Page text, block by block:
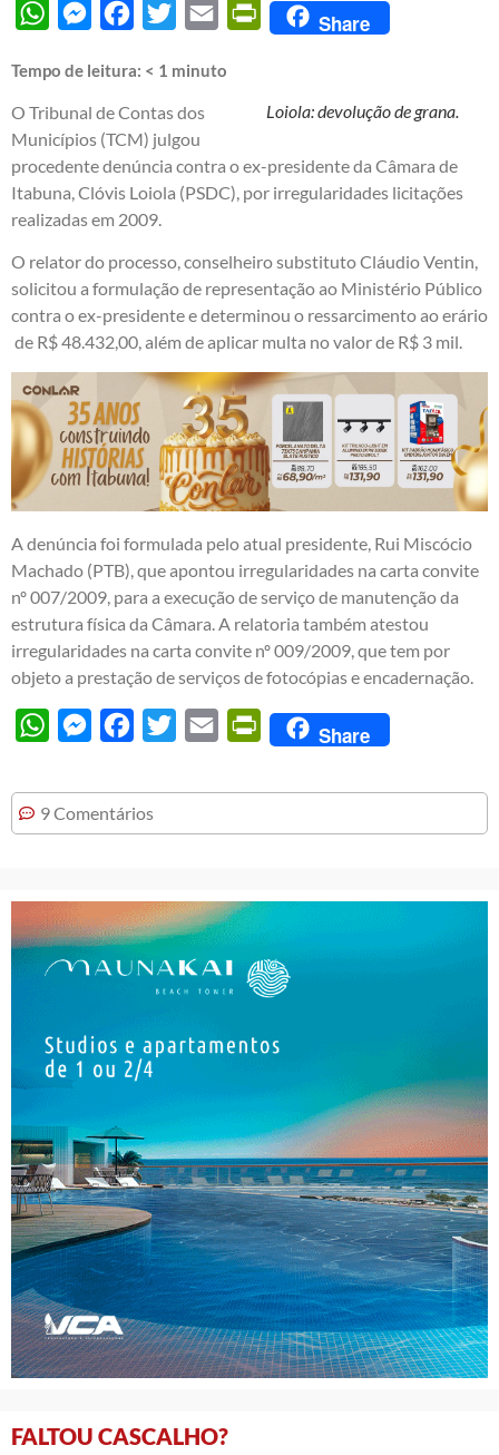
WhatsAppMessengerFacebook
Twitter Email PrintFriendly
Share
Tempo de leitura: < 1 minuto
Loiola: devolução de grana.
O Tribunal de Contas dos
Municípios (TCM) julgou
procedente denúncia contra o ex-presidente da Câmara de
Itabuna, Clóvis Loiola (PSDC), por irregularidades licitações
realizadas em 2009.
O relator do processo, conselheiro substituto Cláudio Ventin,
solicitou a formulação de representação ao Ministério Público
contra o ex-presidente e determinou o ressarcimento ao erário
de R$ 48.432,00, além de aplicar multa no valor de R$ 3 mil.
A denúncia foi formulada pelo atual presidente, Rui Miscócio
Machado (PTB), que apontou irregularidades na carta convite
nº 007/2009, para a execução de serviço de manutenção da
estrutura física da Câmara. A relatoria também atestou
irregularidades na carta convite nº 009/2009, que tem por
objeto a prestação de serviços de fotocópias e encadernação.
WhatsAppMessengerFacebook
Twitter Email PrintFriendly
Share
9 Comentários
FALTOU CASCALHO?